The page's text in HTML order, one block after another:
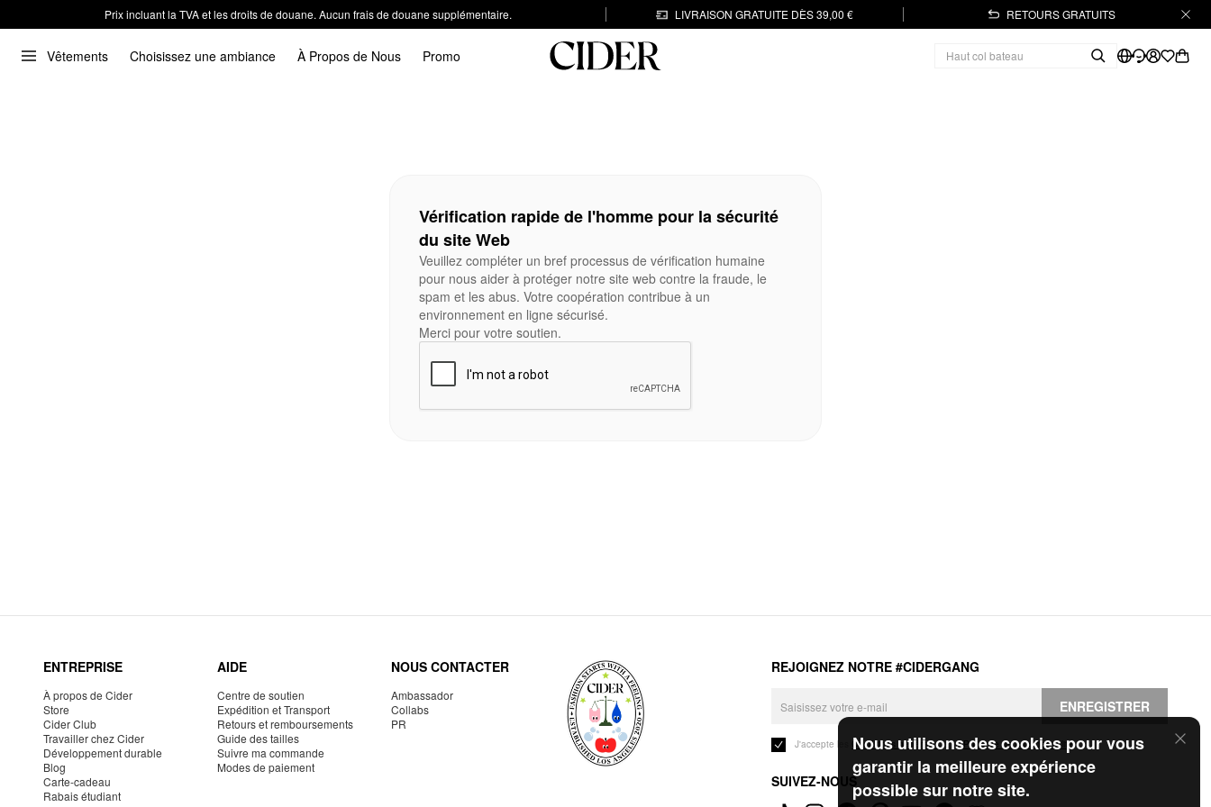
Prix incluant la TVA et les droits de douane. Aucun frais de douane supplémentaire. LIVRAISON GRATUITE DÈS 39,00 € RETOURS GRATUITS
Vêtements Choisissez une ambiance À Propos de Nous Promo
Nous utilisons des cookies pour vous
garantir la meilleure expérience
possible sur notre site.
Vérification rapide de l'homme pour la sécurité
du site Web
Veuillez compléter un bref processus de vérification humaine
pour nous aider à protéger notre site web contre la fraude, le
spam et les abus. Votre coopération contribue à un
environnement en ligne sécurisé.
Merci pour votre soutien.
ENTREPRISE
À propos de Cider
Store
Cider Club
Travailler chez Cider
Développement durable
Blog
Carte-cadeau
Rabais étudiant
AIDE
Centre de soutien
Expédition et Transport
Retours et remboursements
Guide des tailles
Suivre ma commande
Modes de paiement
NOUS CONTACTER
Ambassador
Collabs
PR
REJOIGNEZ NOTRE #CIDERGANG
ENREGISTRER
J'accepte les Conditions généraleset laPolitique de confidentialité.
SUIVEZ-NOUS